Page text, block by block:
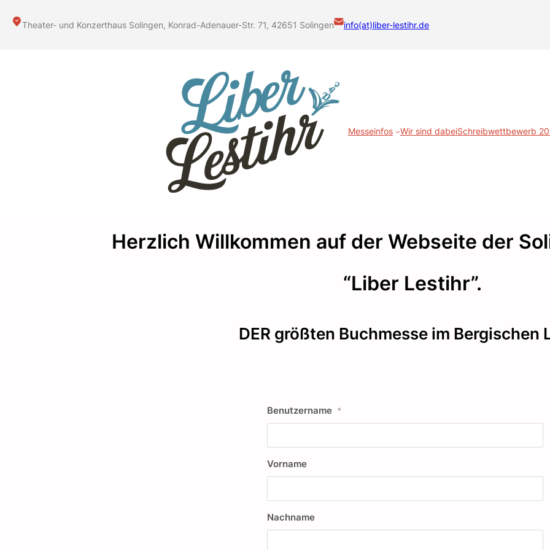
InhaltTheater- und Konzerthaus Solingen, Konrad-Adenauer-Str. 71, 42651 Solingen info(at)liber-lestihr.de
Messeinfos Wir sind dabeiSchreibwettbewerb
Herzlich Willkommen auf der Webseite der
“Liber Lestihr”.
DER größten Buchmesse im Bergischen
Benutzername *
Vorname
Nachname